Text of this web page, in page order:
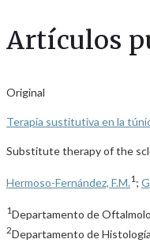
Artículos
Original
Terapia sustitutiva en la
Substitute therapy of the
Hermoso-Fernández, F.M.1 ;
1Departamento de
2Departamento de